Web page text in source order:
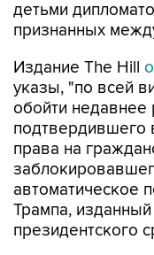
детьми
признанных
Издание The Hill
указы, "по всей
обойти недавнее
подтвердившего
права на
автоматическое
Трампа,
президентского